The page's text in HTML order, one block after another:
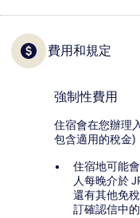
費用和規定
強制性費用
住宿會在您辦理
包含適用的稅金)
住宿地可能
人每晚介於
還有其他免
訂確認信中